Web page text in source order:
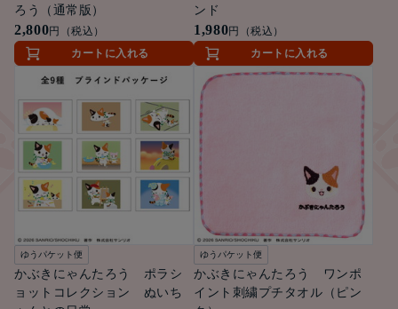
ろう（通常版）
2,800円（税込）
カートに入れる
ンド
1,980円（税込）
カートに入れる
ゆうパケット便
かぶきにゃんたろう ポラシ
ョットコレクション ぬいち
ゆうパケット便
かぶきにゃんたろう ワンポ
イント刺繍プチタオル（ピン